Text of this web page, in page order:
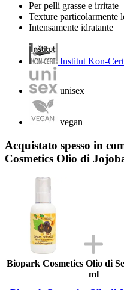
Per pelli grasse e irritate
Texture particolarmente
Intensamente idratante
Institut Kon-
unisex
vegan
Acquistato spesso in
Cosmetics Olio di
Biopark Cosmetics Olio di
ml